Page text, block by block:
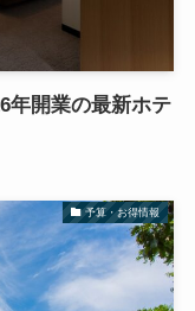
年開業の最新ホテ
予算・お得情報